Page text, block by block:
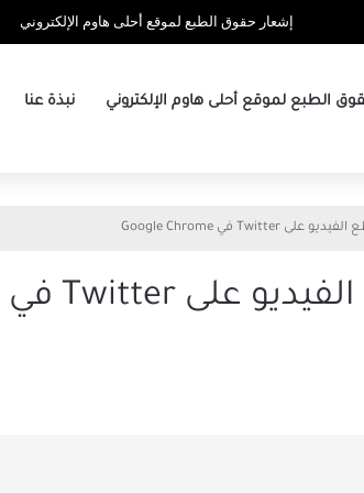
إشعار حقوق الطبع لموقع أحلى هاوم الإلكتروني
الطبع لموقع أحلى هاوم الإلكتروني نبذة عنا